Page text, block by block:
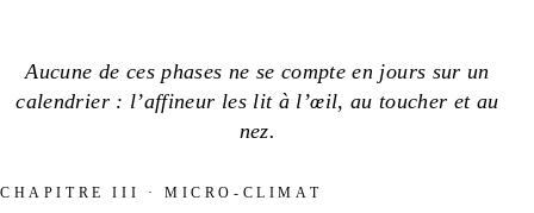
Aucune de ces phases ne se compte en jours sur un
calendrier : l’affineur les lit à l’œil, au toucher et au
nez.
CHAPITRE III · MICRO-CLIMAT